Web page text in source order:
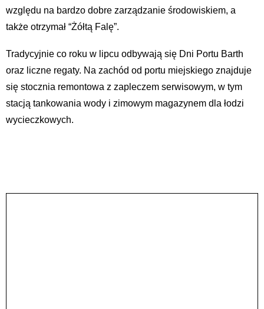
względu na bardzo dobre zarządzanie środowiskiem, a
także otrzymał “Żółtą Falę”.
Tradycyjnie co roku w lipcu odbywają się Dni Portu Barth
oraz liczne regaty. Na zachód od portu miejskiego znajduje
się stocznia remontowa z zapleczem serwisowym, w tym
stacją tankowania wody i zimowym magazynem dla łodzi
wycieczkowych.